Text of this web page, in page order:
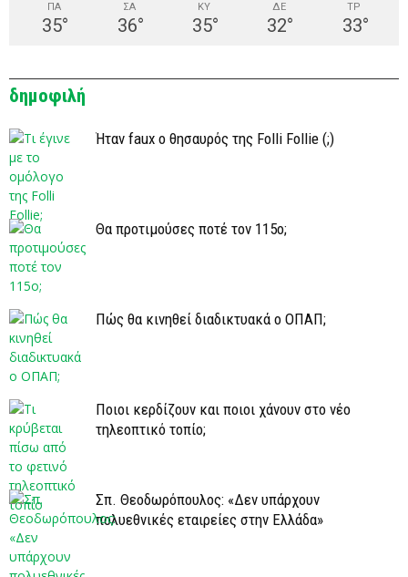
ΠΑ
35°
ΣΑ
36°
ΚΥ
35°
ΔΕ
32°
ΤΡ
33°
δημοφιλή
Ήταν faux ο θησαυρός της Folli Follie (;)
Θα προτιμούσες ποτέ τον 115ο;
Πώς θα κινηθεί διαδικτυακά ο ΟΠΑΠ;
Ποιοι κερδίζουν και ποιοι χάνουν στο νέο
τηλεοπτικό τοπίο;
Σπ. Θεοδωρόπουλος: «Δεν υπάρχουν
πολυεθνικές εταιρείες στην Ελλάδα»